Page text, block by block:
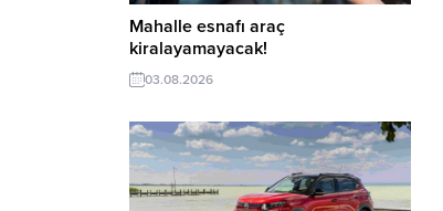
Mahalle esnafı araç
kiralayamayacak!
03.08.2026